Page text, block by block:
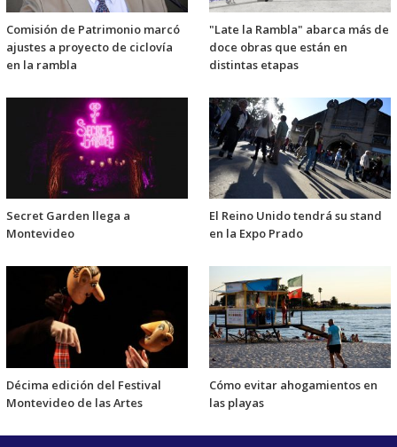
Comisión de Patrimonio marcó
ajustes a proyecto de ciclovía
en la rambla
"Late la Rambla" abarca más de
doce obras que están en
distintas etapas
Secret Garden llega a
Montevideo
El Reino Unido tendrá su stand
en la Expo Prado
Décima edición del Festival
Montevideo de las Artes
Cómo evitar ahogamientos en
las playas